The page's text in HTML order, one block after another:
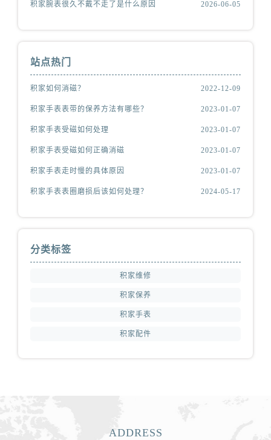
积家腕表很久不戴不走了是什么原因 2026-06-05
站点热门
积家如何消磁？ 2022-12-09
积家手表表带的保养方法有哪些？ 2023-01-07
积家手表受磁如何处理 2023-01-07
积家手表受磁如何正确消磁 2023-01-07
积家手表走时慢的具体原因 2023-01-07
积家手表表圈磨损后该如何处理？ 2024-05-17
分类标签
积家维修
积家保养
积家手表
积家配件
ADDRESS